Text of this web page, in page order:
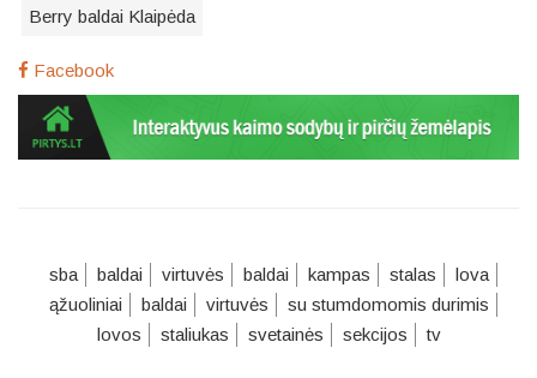
Berry baldai Klaipėda
Facebook
sba baldai virtuvės baldai kampas stalas
lova
ąžuoliniai
baldai virtuvės
su stumdomomis durimis
lovos
staliukas svetainės sekcijos tv